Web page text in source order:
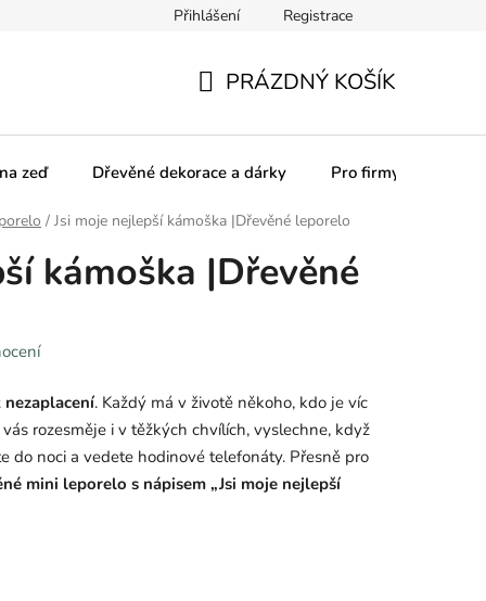
Pro firmy Obchodní podmínky
Přihlášení Registrace
KOŠÍK
PRÁZDNÝ KOŠÍK
zeď Dřevěné dekorace a dárky Pro firmy
/ Jsi moje nejlepší kámoška |Dřevěné leporelo
kámoška |Dřevěné
. Každý má v životě někoho, kdo je víc
rozesměje i v těžkých chvílích, vyslechne, když
do noci a vedete hodinové telefonáty. Přesně pro
mini leporelo s nápisem „Jsi moje nejlepší